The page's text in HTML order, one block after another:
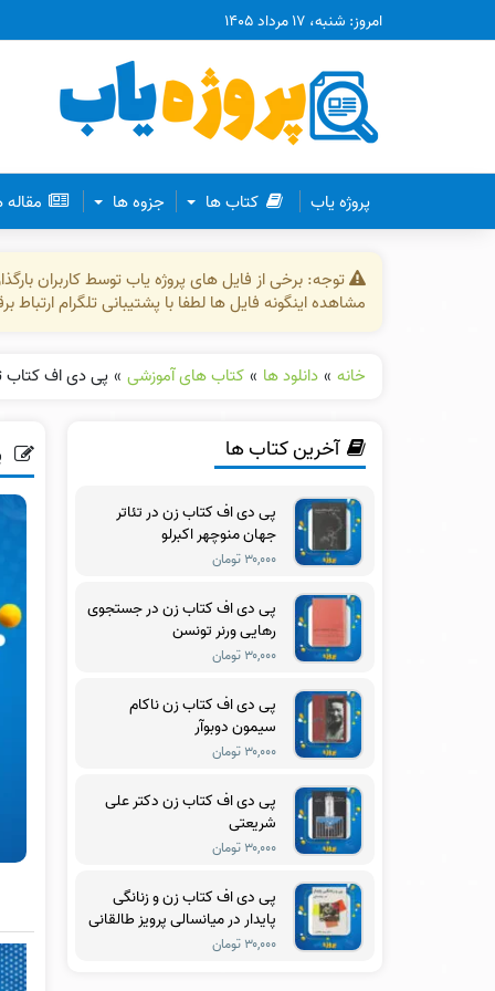
امروز: شنبه، ۱۷ مرداد ۱۴۰۵
پروژه یاب کتاب ها جزوه ها
توجه: برخی از فایل های پروژه یاب توسط کاربران
مشاهده اینگونه فایل ها لطفا با پشتیبانی تلگرام
خانه » دانلود ها » کتاب های آموزشی » پی دی اف کتاب
آخرین کتاب ها
پی دی اف کتاب زن در تئاتر
جهان منوچهر اکبرلو
۳۰,۰۰۰ تومان
پی دی اف کتاب زن در جستجوی
رهایی ورنر تونسن
۳۰,۰۰۰ تومان
پی دی اف کتاب زن ناکام
سیمون دوبوآر
۳۰,۰۰۰ تومان
پی دی اف کتاب زن دکتر علی
شریعتی
۳۰,۰۰۰ تومان
پی دی اف کتاب زن و زنانگی
پایدار در میانسالی پرویز طالقانی
۳۰,۰۰۰ تومان